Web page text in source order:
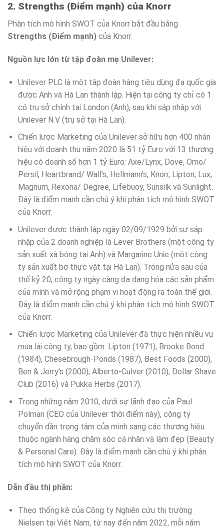
2. Strengths (Điểm mạnh) của Knorr
Phân tích mô hình SWOT của Knorr bắt đầu bằng
Strengths (Điểm mạnh) của Knorr.
Nguồn lực lớn từ tập đoàn mẹ Unilever:
Unilever PLC là một tập đoàn hàng tiêu dùng đa quốc gia
được Anh và Hà Lan thành lập. Hiện tại công ty chỉ có 1
có trụ sở chính tại London (Anh), sau khi sáp nhập với
Unilever N.V (trụ sở tại Hà Lan).
Chiến lược Marketing của Unilever sở hữu hơn 400 nhãn
hiệu với doanh thu năm 2020 là 51 tỷ Euro với 13 thương
hiệu có doanh số hơn 1 tỷ Euro: Axe/Lynx, Dove, Omo/
Persil, Heartbrand/ Wall’s, Hellmann’s, Knorr, Lipton, Lux,
Magnum, Rexona/ Degree, Lifebuoy, Sunsilk và Sunlight.
Đây là điểm mạnh cần chú ý khi phân tích mô hình SWOT
của Knorr.
Unilever được thành lập ngày 02/09/1929 bởi sự sáp
nhập của 2 doanh nghiệp là Lever Brothers (một công ty
sản xuất xà bông tại Anh) và Margarine Unie (một công
ty sản xuất bơ thực vật tại Hà Lan). Trong nửa sau của
thế kỷ 20, công ty ngày càng đa dạng hóa các sản phẩm
của mình và mở rộng phạm vi hoạt động ra toàn thế giới.
Đây là điểm mạnh cần chú ý khi phân tích mô hình SWOT
của Knorr.
Chiến lược Marketing của Unilever đã thực hiện nhiều vụ
mua lại công ty, bao gồm: Lipton (1971), Brooke Bond
(1984), Chesebrough-Ponds (1987), Best Foods (2000),
Ben & Jerry’s (2000), Alberto-Culver (2010), Dollar Shave
Club (2016) và Pukka Herbs (2017).
Trong những năm 2010, dưới sự lãnh đạo của Paul
Polman (CEO của Unilever thời điểm này), công ty
chuyển dần trọng tâm của mình sang các thương hiệu
thuộc ngành hàng chăm sóc cá nhân và làm đẹp (Beauty
& Personal Care). Đây là điểm mạnh cần chú ý khi phân
tích mô hình SWOT của Knorr.
Dẫn đầu thị phần:
Theo thống kê của Công ty Nghiên cứu thị trường
Nielsen tại Việt Nam, từ nay đến năm 2022, mỗi năm